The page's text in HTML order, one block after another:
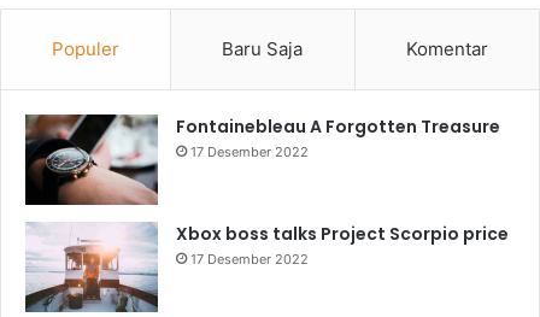
Populer Baru Saja Komentar
Fontainebleau A Forgotten Treasure
17 Desember 2022
Xbox boss talks Project Scorpio price
17 Desember 2022